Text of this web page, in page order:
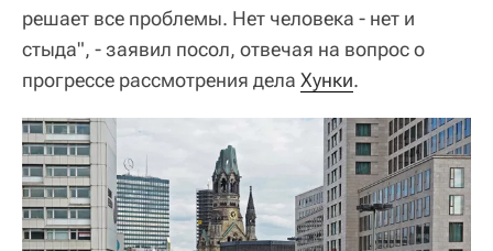
решает все проблемы. Нет человека - нет и
стыда", - заявил посол, отвечая на вопрос о
прогрессе рассмотрения дела Хунки.